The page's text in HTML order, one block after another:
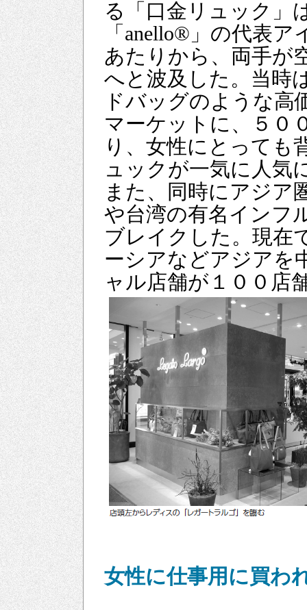
る「口金リュック」
「anello®」の代表
あたりから、両手が
へと波及した。当時
ドバッグのような
マーケットに、５０
り、女性にとっても
ュックが一気に人気
また、同時にアジア
や台湾の有名インフ
ブレイクした。現在
ーシアなどアジアを
ャル店舗が１００店
女性に仕事用に買わ